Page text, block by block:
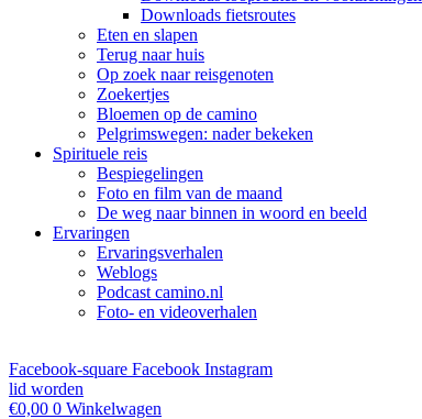
Downloads fietsroutes
Eten en slapen
Terug naar huis
Op zoek naar reisgenoten
Zoekertjes
Bloemen op de camino
Pelgrimswegen: nader bekeken
Spirituele reis
Bespiegelingen
Foto en film van de maand
De weg naar binnen in woord en beeld
Ervaringen
Ervaringsverhalen
Weblogs
Podcast camino.nl
Foto- en videoverhalen
Facebook-square Facebook Instagram
lid worden
€0,00 0 Winkelwagen